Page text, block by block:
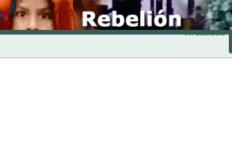
Skip
to
content
INICIO
Avanzada